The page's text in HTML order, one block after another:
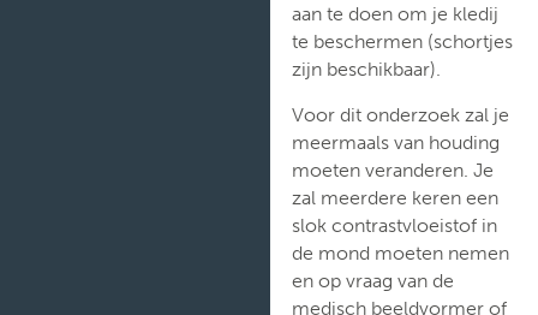
aan te doen om je kledij
te beschermen (schortjes
zijn beschikbaar).
Voor dit onderzoek zal je
meermaals van houding
moeten veranderen. Je
zal meerdere keren een
slok contrastvloeistof in
de mond moeten nemen
en op vraag van de
medisch beeldvormer of